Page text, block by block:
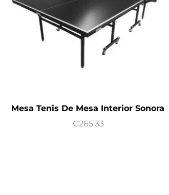
Mesa Tenis De Mesa Interior Sonora
€265.33